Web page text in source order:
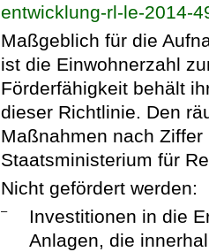
entwicklung-rl-le-2014-
Maßgeblich für die
ist die Einwohnerzahl
Förderfähigkeit behält
dieser Richtlinie. Den
Maßnahmen nach
Staatsministerium für
Nicht gefördert werden:
–
Investitionen in die
Anlagen, die